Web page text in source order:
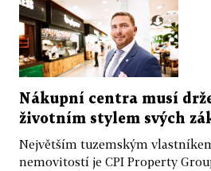
Nákupní centra musí
životním stylem svých
Největším tuzemským
nemovitostí je CPI Property